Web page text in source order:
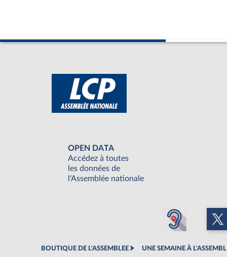
OPEN DATA
Accédez à toutes
les données de
l'Assemblée nationale
BOUTIQUE DE L'ASSEMBLEE UNE SEMAINE À